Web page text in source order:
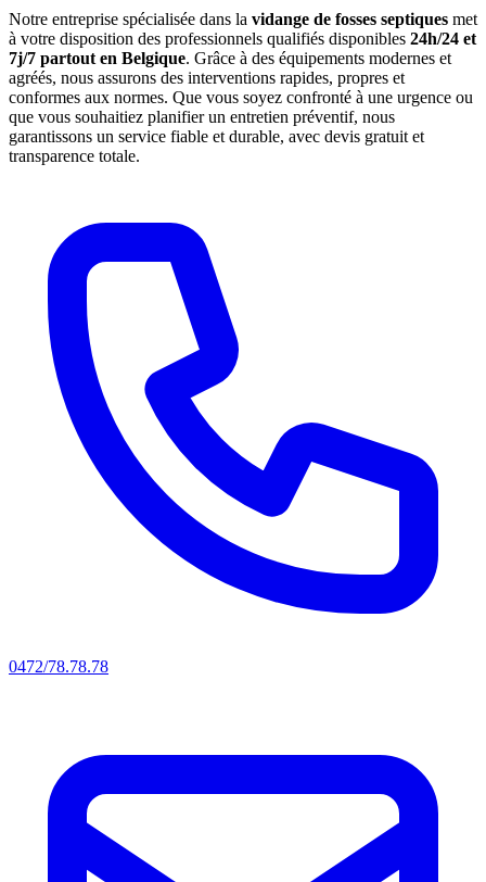
Notre entreprise spécialisée dans la vidange de fosses septiques met
à votre disposition des professionnels qualifiés disponibles 24h/24 et
7j/7 partout en Belgique. Grâce à des équipements modernes et
agréés, nous assurons des interventions rapides, propres et
conformes aux normes. Que vous soyez confronté à une urgence ou
que vous souhaitiez planifier un entretien préventif, nous
garantissons un service fiable et durable, avec devis gratuit et
transparence totale.
0472/78.78.78